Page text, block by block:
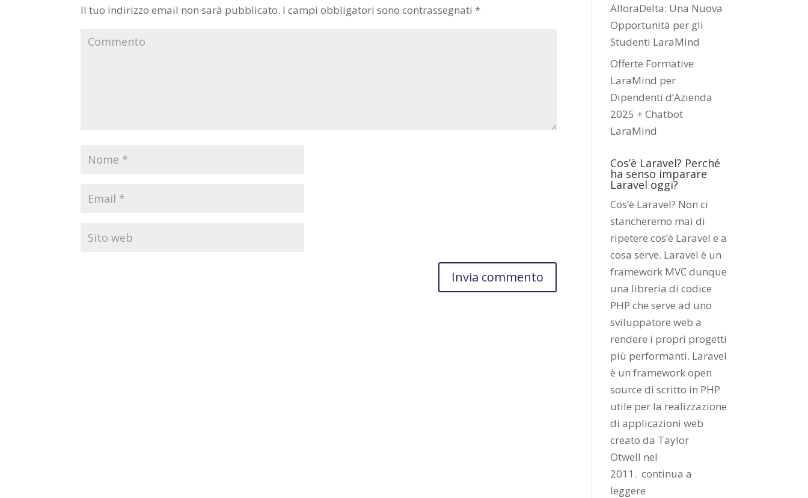
Il tuo indirizzo email non sarà pubblicato. I campi obbligatori sono contrassegnati *
AlloraDelta: Una Nuova
Opportunità per gli
Studenti LaraMind
Offerte Formative
LaraMind per
Dipendenti d’Azienda
2025 + Chatbot
LaraMind
Cos’è Laravel? Perché
ha senso imparare
Laravel oggi?
Cos’è Laravel? Non ci
stancheremo mai di
ripetere cos’è Laravel e a
cosa serve. Laravel è un
framework MVC dunque
una libreria di codice
PHP che serve ad uno
sviluppatore web a
rendere i propri progetti
più performanti. Laravel
è un framework open
source di scritto in PHP
utile per la realizzazione
di applicazioni web
creato da Taylor
Otwell nel
2011.continua a
leggere